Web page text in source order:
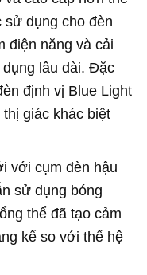
sử dụng cho đèn
điện năng và cải
lâu dài. Đặc
định vị Blue Light
giác khác biệt
với cụm đèn hậu
sử dụng bóng
thể đã tạo cảm
kể so với thế hệ